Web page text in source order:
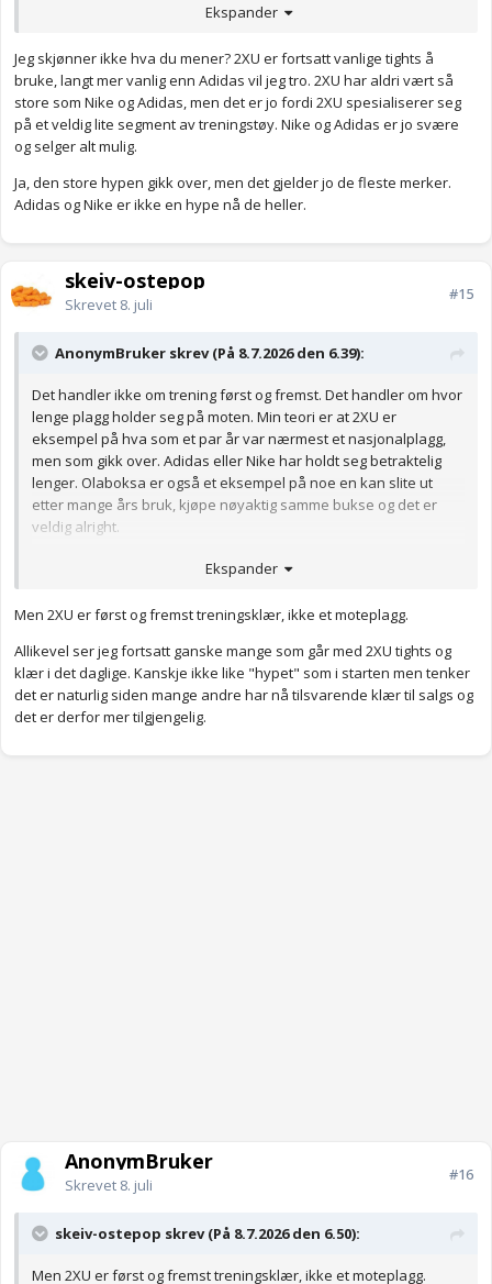
Ekspander
Jeg skjønner ikke hva du mener? 2XU er fortsatt vanlige tights å
bruke, langt mer vanlig enn Adidas vil jeg tro. 2XU har aldri vært så
store som Nike og Adidas, men det er jo fordi 2XU spesialiserer seg
på et veldig lite segment av treningstøy. Nike og Adidas er jo svære
og selger alt mulig.
Ja, den store hypen gikk over, men det gjelder jo de fleste merker.
Adidas og Nike er ikke en hype nå de heller.
skeiv-ostepop
Skrevet 8. juli
#15
AnonymBruker skrev (På 8.7.2026 den 6.39):
Det handler ikke om trening først og fremst. Det handler om hvor
lenge plagg holder seg på moten. Min teori er at 2XU er
eksempel på hva som et par år var nærmest et nasjonalplagg,
men som gikk over. Adidas eller Nike har holdt seg betraktelig
lenger. Olaboksa er også et eksempel på noe en kan slite ut
etter mange års bruk, kjøpe nøyaktig samme bukse og det er
veldig alright.
Ekspander
Men 2XU er først og fremst treningsklær, ikke et moteplagg.
Allikevel ser jeg fortsatt ganske mange som går med 2XU tights og
klær i det daglige. Kanskje ikke like "hypet" som i starten men tenker
det er naturlig siden mange andre har nå tilsvarende klær til salgs og
det er derfor mer tilgjengelig.
AnonymBruker
Skrevet 8. juli
#16
skeiv-ostepop skrev (På 8.7.2026 den 6.50):
Men 2XU er først og fremst treningsklær, ikke et moteplagg.